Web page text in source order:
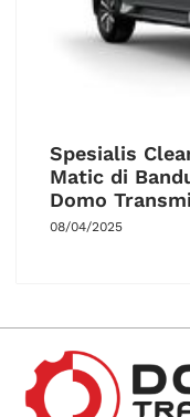
Spesialis
Matic di
Domo
08/04/2025